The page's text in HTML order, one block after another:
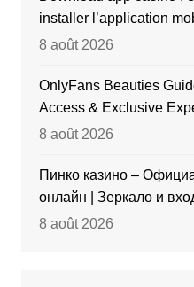
installer l’application
8 août 2026
OnlyFans Beauties
Access & Exclusive
8 août 2026
Пинко казино –
онлайн | Зеркало и
8 août 2026